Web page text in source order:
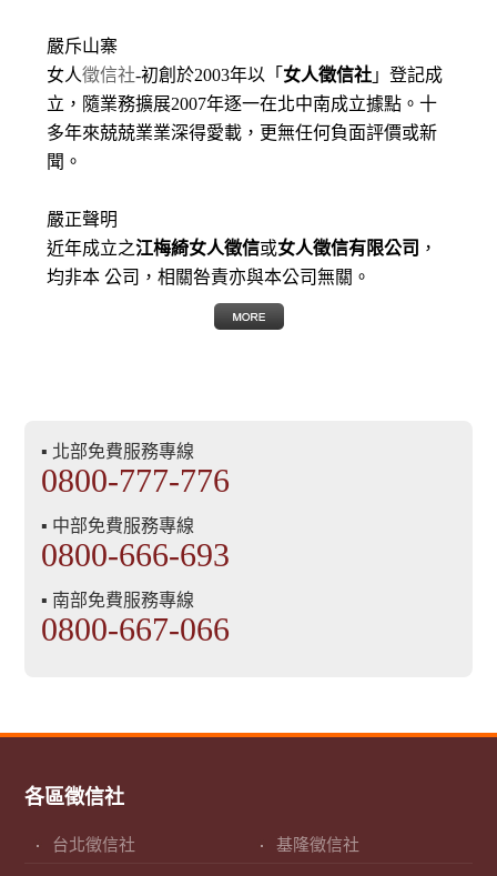
嚴斥山寨
女人徵信社-初創於2003年以「 女人徵信社 」登記成
立，隨業務擴展2007年逐一在北中南成立據點。十
多年來兢兢業業深得愛載，更無任何負面評價或新
聞。
嚴正聲明
近年成立之江梅綺女人徵信或女人徵信有限公司 ，
均非本 公司，相關咎責亦與本公司無關。
▪ 北部免費服務專線
0800-777-776
▪ 中部免費服務專線
0800-666-693
▪ 南部免費服務專線
0800-667-066
各區徵信社
台北徵信社 基隆徵信社